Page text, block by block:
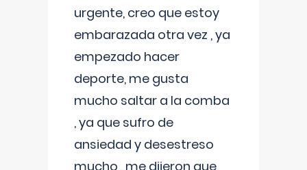
urgente, creo que estoy
embarazada otra vez , ya
empezado hacer
deporte, me gusta
mucho saltar a la comba
, ya que sufro de
ansiedad y desestreso
mucho , me dijeron que